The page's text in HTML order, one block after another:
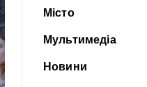
Місто
Мультимедіа
Новини